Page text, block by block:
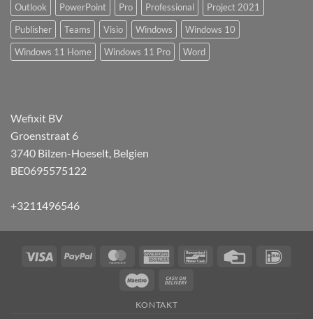
Outlook
PowerPoint Pro Professional
Project 2021
Publisher
Teams Visio Windows
Windows 10
Windows 11 Home
Windows 11 Pro Word
Wefixit BV
Groenstraat 6
3740 Bilzen-Hoeselt, Belgien
BE0695575122
+3211496546
Visa PayPal MasterCardAmerican
BancontactKreditkarte
Maestro
KONTAKT